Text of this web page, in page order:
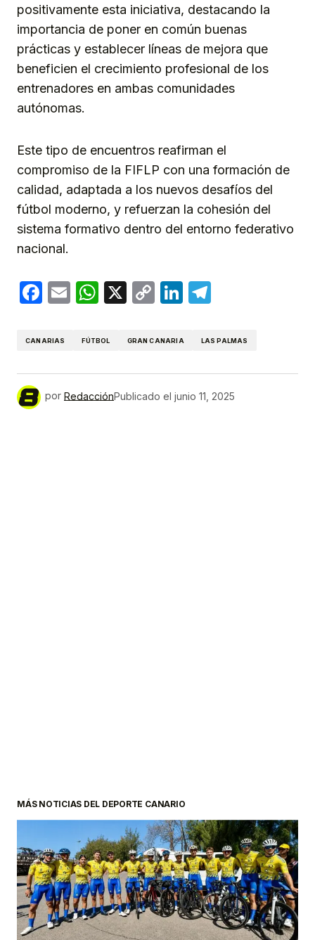
positivamente esta iniciativa, destacando la
importancia de poner en común buenas
prácticas y establecer líneas de mejora que
beneficien el crecimiento profesional de los
entrenadores en ambas comunidades
autónomas.
Este tipo de encuentros reafirman el
compromiso de la FIFLP con una formación de
calidad, adaptada a los nuevos desafíos del
fútbol moderno, y refuerzan la cohesión del
sistema formativo dentro del entorno federativo
nacional.
Facebook
EmailWhatsApp
X
CopyLinkedIn
CANARIAS FÚTBOL GRAN CANARIA LAS PALMAS
por RedacciónPublicado el junio 11, 2025
MÁS NOTICIAS DEL DEPORTE CANARIO